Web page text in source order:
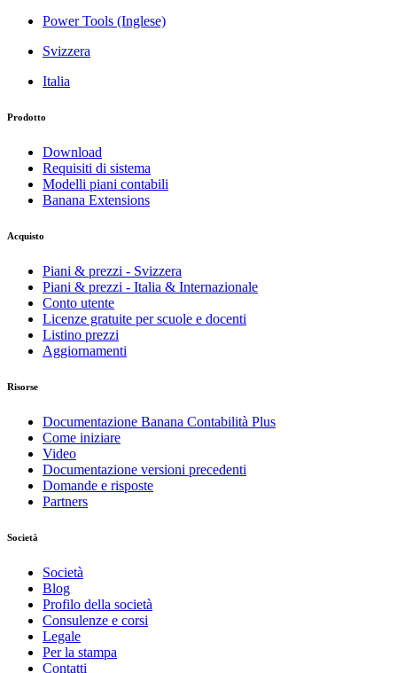
Power Tools (Inglese)
Svizzera
Italia
Prodotto
Download
Requisiti di sistema
Modelli piani contabili
Banana Extensions
Acquisto
Piani & prezzi - Svizzera
Piani & prezzi - Italia & Internazionale
Conto utente
Licenze gratuite per scuole e docenti
Listino prezzi
Aggiornamenti
Risorse
Documentazione Banana Contabilità Plus
Come iniziare
Video
Documentazione versioni precedenti
Domande e risposte
Partners
Società
Società
Blog
Profilo della società
Consulenze e corsi
Legale
Per la stampa
Contatti